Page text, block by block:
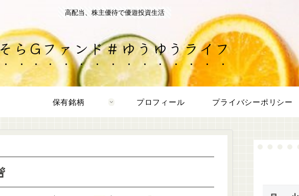
高配当、株主優待で優遊投資生活
らGファンド＃ゆうゆうライフ
保有銘柄 プロフィール プライバシーポリシー